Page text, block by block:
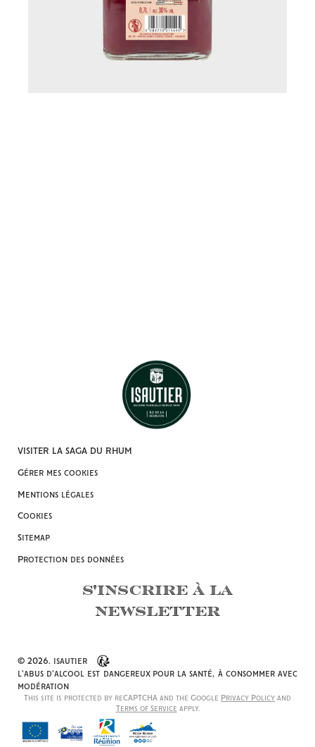
VISITER LA SAGA DU RHUM
Mentions légales
Cookies
Sitemap
Protection des données
Gérer mes cookies
S'INSCRIRE À LA
NEWSLETTER
© 2026. isautier
l'abus d'alcool est dangereux pour la santé, à consommer avec
modération
This site is protected by reCAPTCHA and the Google Privacy Policy and
Terms of Service apply.